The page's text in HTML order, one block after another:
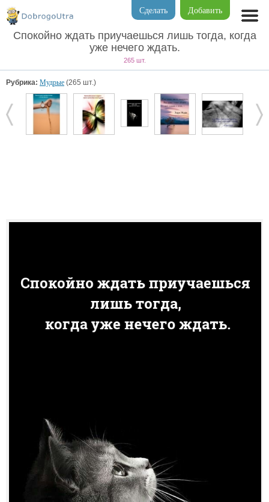
Добавить
Сделать
Спокойно ждать приучаешься лишь тогда, когда
уже нечего ждать.
265 шт.
Рубрика: Мудрые (265 шт.)